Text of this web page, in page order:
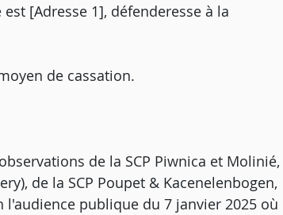
[Adresse 1], défenderesse à la
de cassation.
de la SCP Piwnica et Molinié,
de la SCP Poupet & Kacenelenbogen,
l'audience publique du 7 janvier 2025 où